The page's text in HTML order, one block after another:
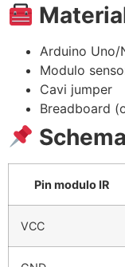
Arduino Uno/
Modulo
Cavi jumper
Breadboard
Pin modulo IR
VCC